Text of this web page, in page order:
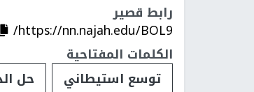
رابط قصير
https://nn.najah.edu/BOL9/
الكلمات المفتاحية
توسع استيطاني
حل